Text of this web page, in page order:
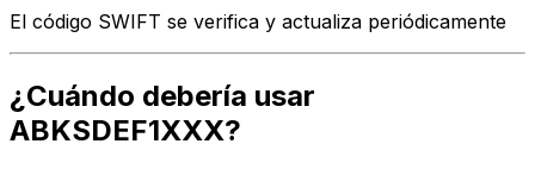
El código SWIFT se verifica y actualiza periódicamente
¿Cuándo debería usar
ABKSDEF1XXX?